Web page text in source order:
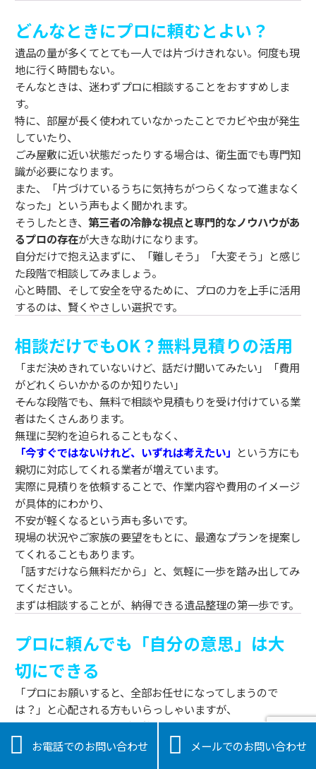
どんなときにプロに頼むとよい？
遺品の量が多くてとても一人では片づけきれない。何度も現
地に行く時間もない。
そんなときは、迷わずプロに相談することをおすすめしま
す。
特に、部屋が長く使われていなかったことでカビや虫が発生
していたり、
ごみ屋敷に近い状態だったりする場合は、衛生面でも専門知
識が必要になります。
また、「片づけているうちに気持ちがつらくなって進まなく
なった」という声もよく聞かれます。
そうしたとき、 第三者の冷静な視点と専門的なノウハウがあ
るプロの存在が大きな助けになります。
自分だけで抱え込まずに、「難しそう」「大変そう」と感じ
た段階で相談してみましょう。
心と時間、そして安全を守るために、プロの力を上手に活用
するのは、賢くやさしい選択です。
相談だけでもOK？無料見積りの活用
「まだ決めきれていないけど、話だけ聞いてみたい」「費用
がどれくらいかかるのか知りたい」
――そんな段階でも、無料で相談や見積もりを受け付けている業
者はたくさんあります。
無理に契約を迫られることもなく、
「今すぐではないけれど、いずれは考えたい」 という方にも
親切に対応してくれる業者が増えています。
実際に見積りを依頼することで、作業内容や費用のイメージ
が具体的にわかり、
不安が軽くなるという声も多いです。
現場の状況やご家族の要望をもとに、最適なプランを提案し
てくれることもあります。
「話すだけなら無料だから」と、気軽に一歩を踏み出してみ
てください。
まずは相談することが、納得できる遺品整理の第一歩です。
プロに頼んでも「自分の意思」は大
切にできる
「プロにお願いすると、全部お任せになってしまうので
は？」と心配される方もいらっしゃいますが、
最近の遺品整理業者はご遺族の気持ちや希望を大切にしなが
ら、一緒に進めてくれるスタイル
が主流です。
 お電話でのお問い合わせ  メールでのお問い合わせ